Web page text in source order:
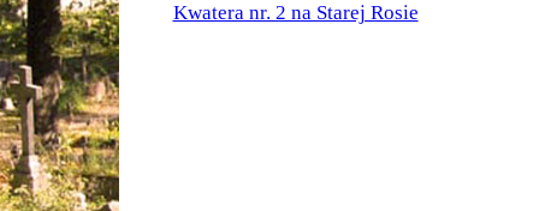
Kwatera nr. 2 na Starej Rosie